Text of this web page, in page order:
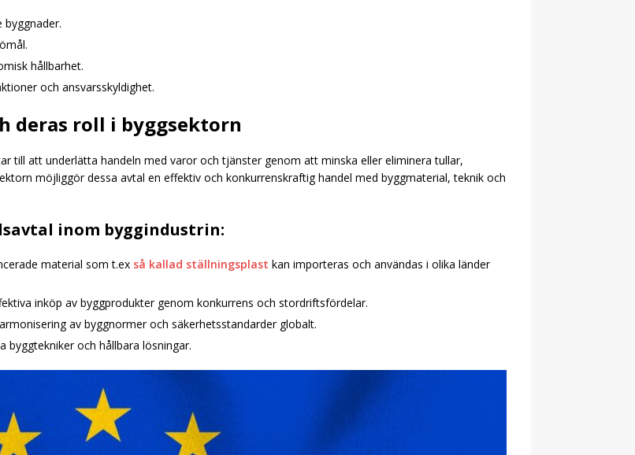
byggnader.
hållbarhet.
och ansvarsskyldighet.
deras roll i byggsektorn
till att underlätta handeln med varor och tjänster genom att minska eller eliminera tullar,
möjliggör dessa avtal en effektiv och konkurrenskraftig handel med byggmaterial, teknik och
inom byggindustrin:
material som t.ex så kallad ställningsplast kan importeras och användas i olika länder
inköp av byggprodukter genom konkurrens och stordriftsfördelar.
av byggnormer och säkerhetsstandarder globalt.
byggtekniker och hållbara lösningar.